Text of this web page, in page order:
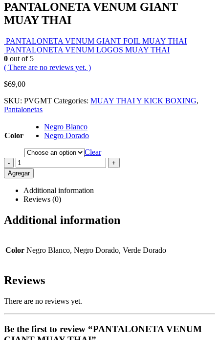
PANTALONETA VENUM GIANT
MUAY THAI
PANTALONETA VENUM GIANT FOIL MUAY THAI
PANTALONETA VENUM LOGOS MUAY THAI
0 out of 5
( There are no reviews yet. )
$69,00
SKU: PVGMT Categories: MUAY THAI Y KICK BOXING,
Pantalonetas
Color
Negro Blanco
Negro Dorado
Clear
-
+
Agregar
Additional information
Reviews (0)
Additional information
Color Negro Blanco, Negro Dorado, Verde Dorado
Reviews
There are no reviews yet.
Be the first to review “PANTALONETA VENUM